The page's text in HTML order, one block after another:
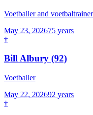
Voetballer and voetbaltrainer
May 23, 202675 years
†
Bill Albury (92)
Voetballer
May 22, 202692 years
†